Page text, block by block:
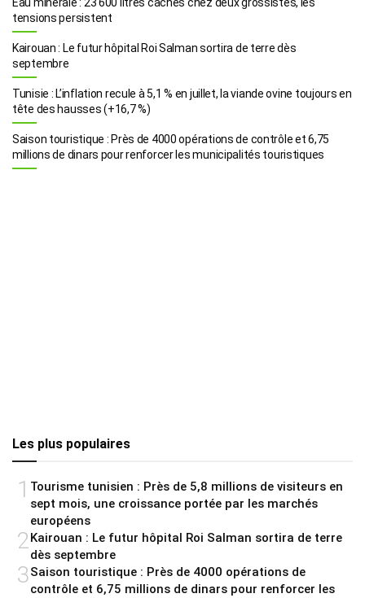
tensions persistent
Kairouan : Le futur hôpital Roi Salman sortira de terre dès
septembre
Tunisie : L’inflation recule à 5,1 % en juillet, la viande ovine toujours en
tête des hausses (+16,7 %)
Saison touristique : Près de 4000 opérations de contrôle et 6,75
millions de dinars pour renforcer les municipalités touristiques
Les plus populaires
1 Tourisme tunisien : Près de 5,8 millions de visiteurs en
sept mois, une croissance portée par les marchés
européens
2Kairouan : Le futur hôpital Roi Salman sortira de terre
dès septembre
3Saison touristique : Près de 4000 opérations de
contrôle et 6,75 millions de dinars pour renforcer les